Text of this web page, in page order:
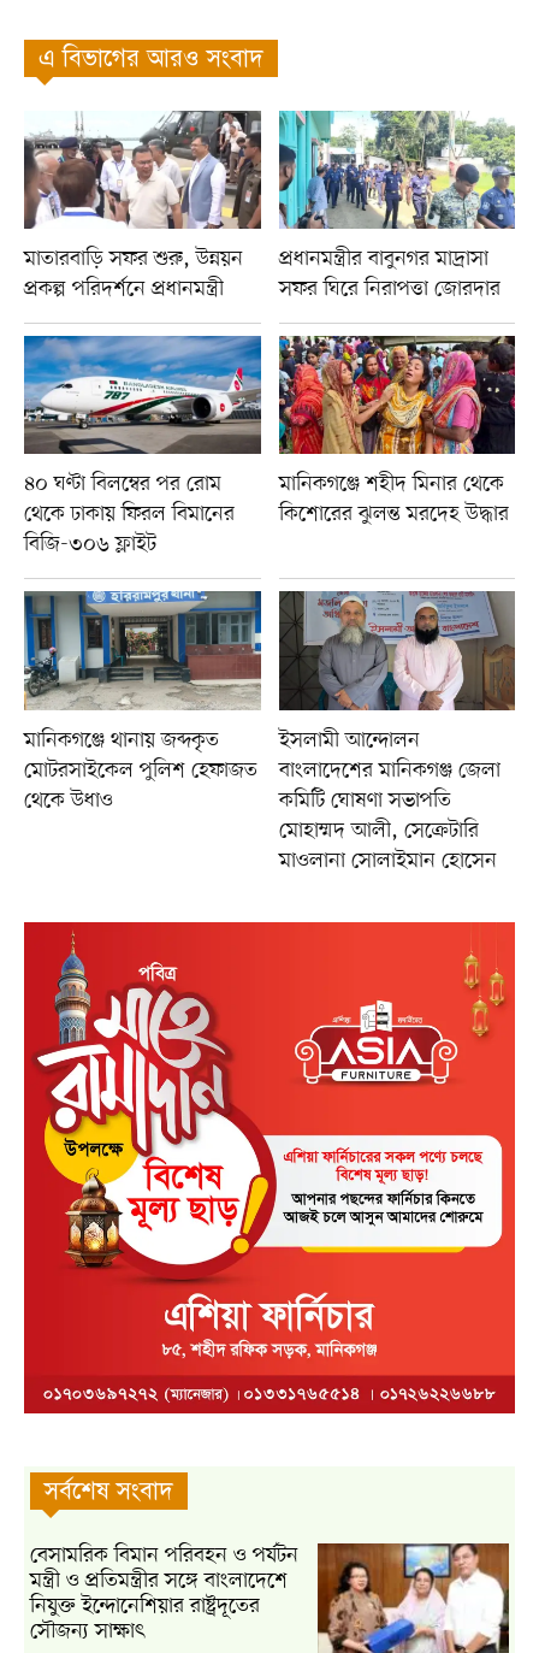
এ বিভাগের আরও সংবাদ
মাতারবাড়ি সফর শুরু, উন্নয়ন
প্রকল্প পরিদর্শনে প্রধানমন্ত্রী
প্রধানমন্ত্রীর বাবুনগর মাদ্রাসা
সফর ঘিরে নিরাপত্তা জোরদার
৪০ ঘণ্টা বিলম্বের পর রোম
থেকে ঢাকায় ফিরল বিমানের
বিজি-৩০৬ ফ্লাইট
মানিকগঞ্জে শহীদ মিনার থেকে
কিশোরের ঝুলন্ত মরদেহ উদ্ধার
মানিকগঞ্জে থানায় জব্দকৃত
মোটরসাইকেল পুলিশ হেফাজত
থেকে উধাও
ইসলামী আন্দোলন
বাংলাদেশের মানিকগঞ্জ জেলা
কমিটি ঘোষণা সভাপতি
মোহাম্মদ আলী, সেক্রেটারি
মাওলানা সোলাইমান হোসেন
সর্বশেষ সংবাদ
বেসামরিক বিমান পরিবহন ও পর্যটন
মন্ত্রী ও প্রতিমন্ত্রীর সঙ্গে বাংলাদেশে
নিযুক্ত ইন্দোনেশিয়ার রাষ্ট্রদূতের
সৌজন্য সাক্ষাৎ